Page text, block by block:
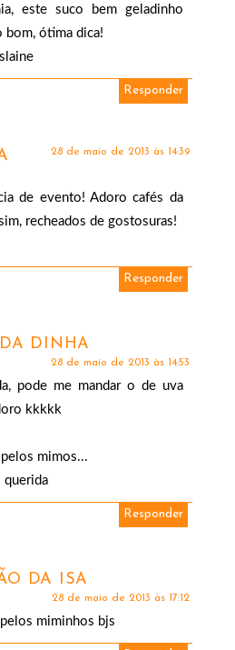
este suco bem geladinho
bom, ótima dica!
Responder
28 de maio de 2013 às 14:39
de evento! Adoro cafés da
recheados de gostosuras!
Responder
DINHA
28 de maio de 2013 às 14:53
pode me mandar o de uva
kkkkk
pelos mimos...
querida
Responder
DA ISA
28 de maio de 2013 às 17:12
miminhos bjs